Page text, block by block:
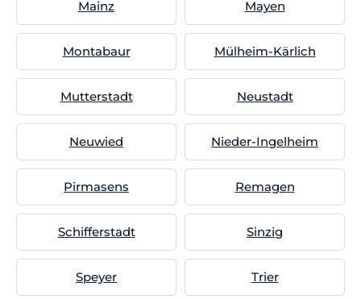
Mainz Mayen
Montabaur Mülheim-Kärlich
Mutterstadt Neustadt
Neuwied Nieder-Ingelheim
Pirmasens Remagen
Schifferstadt Sinzig
Speyer Trier